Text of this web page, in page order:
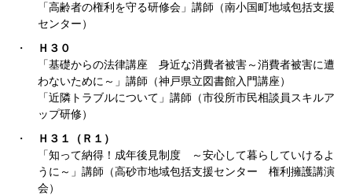
「高齢者の権利を守る研修会」講師（南小国町地域包括支援
センター）
Ｈ３０
「基礎からの法律講座 身近な消費者被害～消費者被害に遭
わないために～」講師（神戸県立図書館入門講座）
「近隣トラブルについて」講師（市役所市民相談員スキルア
ップ研修）
Ｈ３１（Ｒ１）
「知って納得！成年後見制度 ～安心して暮らしていけるよ
うに～」講師（高砂市地域包括支援センター 権利擁護講演
会）